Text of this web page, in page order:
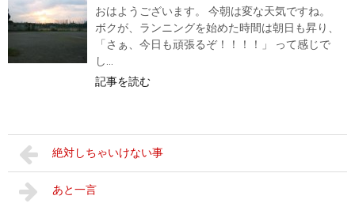
おはようございます。 今朝は変な天気ですね。
ボクが、ランニングを始めた時間は朝日も昇り、
「さぁ、今日も頑張るぞ！！！！」 って感じで
し...
記事を読む
絶対しちゃいけない事
あと一言